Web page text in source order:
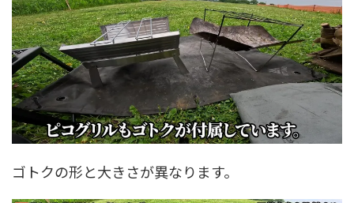
ゴトクの形と大きさが異なります。